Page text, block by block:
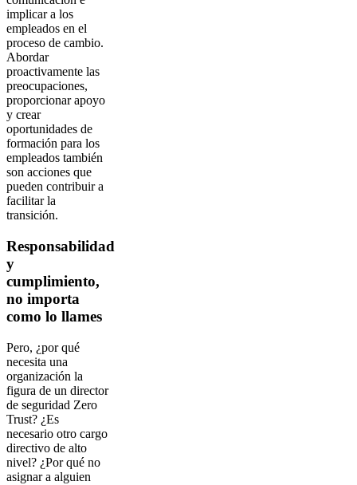
implicar a los
empleados en el
proceso de cambio.
Abordar
proactivamente las
preocupaciones,
proporcionar apoyo
y crear
oportunidades de
formación para los
empleados también
son acciones que
pueden contribuir a
facilitar la
transición.
Responsabilidad
y
cumplimiento,
no importa
como lo llames
Pero, ¿por qué
necesita una
organización la
figura de un director
de seguridad Zero
Trust? ¿Es
necesario otro cargo
directivo de alto
nivel? ¿Por qué no
asignar a alguien